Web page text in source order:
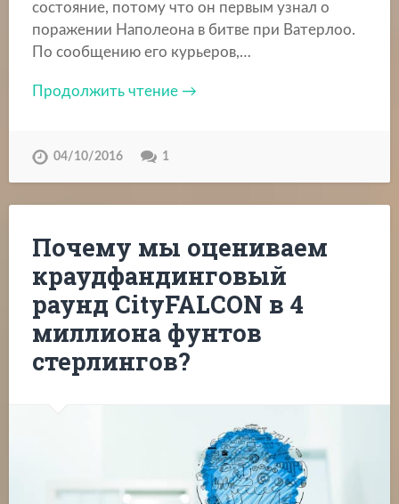
состояние, потому что он первым узнал о
поражении Наполеона в битве при Ватерлоо.
По сообщению его курьеров,…
Продолжить чтение →
04/10/2016 1
Почему мы оцениваем
краудфандинговый
раунд CityFALCON в 4
миллиона фунтов
стерлингов?